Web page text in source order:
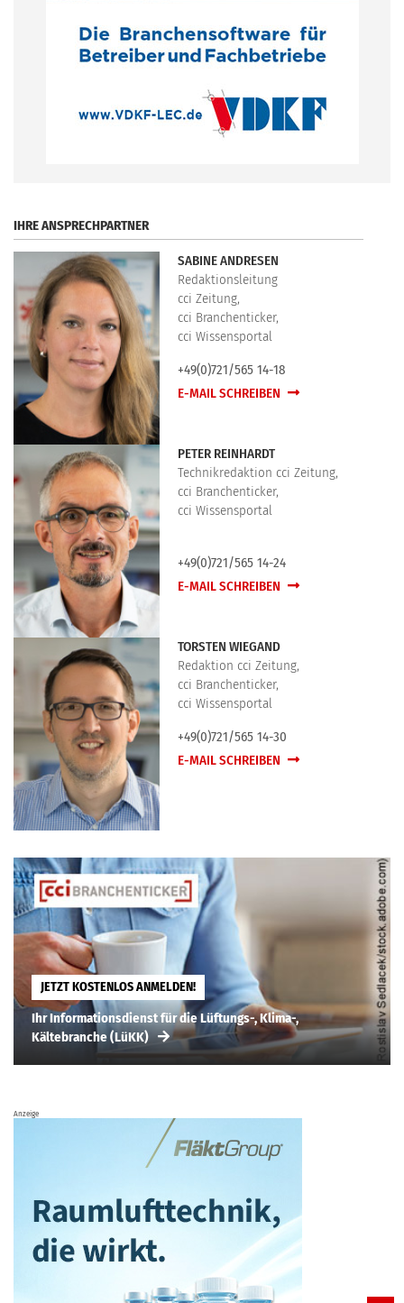
IHRE ANSPRECHPARTNER
SABINE ANDRESEN
Redaktionsleitung
cci Zeitung,
cci Branchenticker,
cci Wissensportal
+49(0)721/565 14-18
E-MAIL SCHREIBEN
PETER REINHARDT
Technikredaktion cci Zeitung,
cci Branchenticker,
cci Wissensportal
+49(0)721/565 14-24
E-MAIL SCHREIBEN
TORSTEN WIEGAND
Redaktion cci Zeitung,
cci Branchenticker,
cci Wissensportal
+49(0)721/565 14-30
E-MAIL SCHREIBEN
JETZT KOSTENLOS ANMELDEN!
Ihr Informationsdienst für die Lüftungs-, Klima-,
Kältebranche (LüKK)
Anzeige